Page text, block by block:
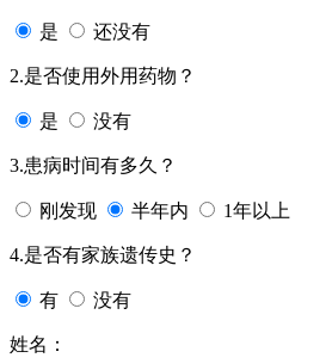
是 还没有
2.是否使用外用药物？
是 没有
3.患病时间有多久？
刚发现 半年内 1年以上
4.是否有家族遗传史？
有 没有
姓名：